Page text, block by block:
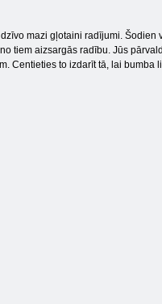
mazi gļotaini radījumi.
tiem aizsargās radību. Jūs
to izdarīt tā, lai